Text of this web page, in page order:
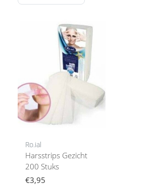
Ro.ial
Harsstrips Gezicht
200 Stuks
€3,95